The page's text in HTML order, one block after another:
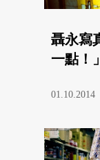
聶永寫
一點！
01.10.2014